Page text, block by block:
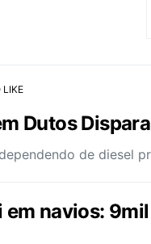
LIKE
Dutos
de diesel
em navios: